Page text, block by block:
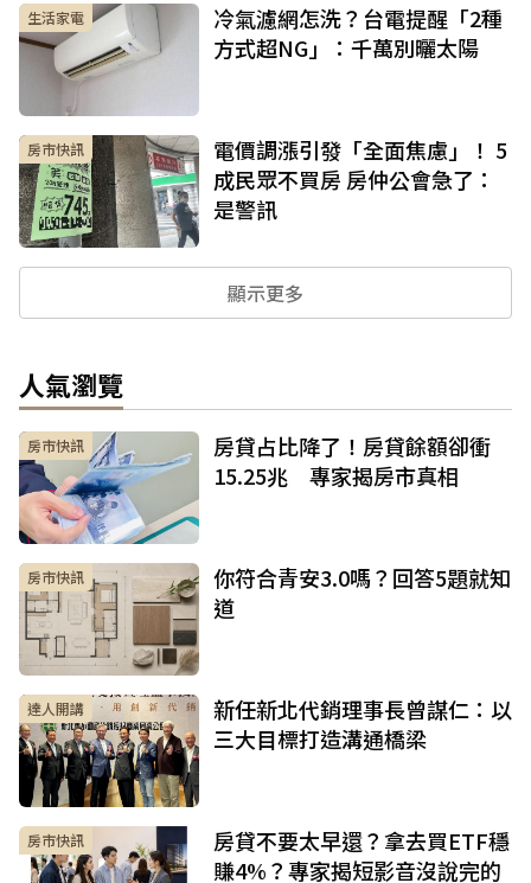
生活家電
冷氣濾網怎洗？台電提醒「2種
方式超NG」：千萬別曬太陽
房市快訊
電價調漲引發「全面焦慮」！ 5
成民眾不買房 房仲公會急了：
是警訊
顯示更多
人氣瀏覽
房市快訊
房貸占比降了！房貸餘額卻衝
15.25兆 專家揭房市真相
房市快訊
你符合青安3.0嗎？回答5題就知
道
達人開講
新任新北代銷理事長曾謀仁：以
三大目標打造溝通橋梁
房市快訊
房貸不要太早還？拿去買ETF穩
賺4%？專家揭短影音沒說完的